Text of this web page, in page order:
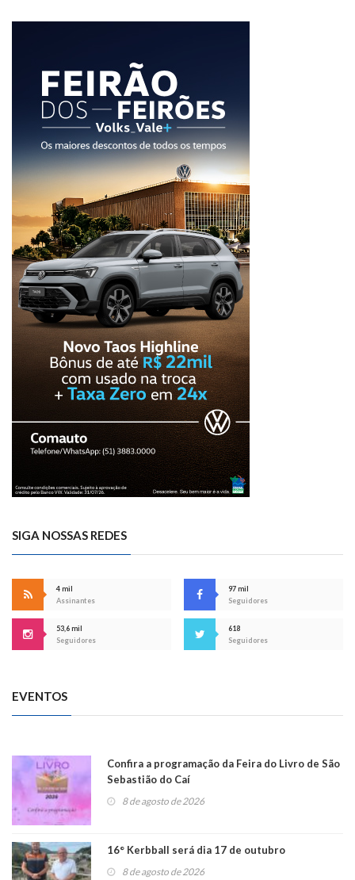
SIGA NOSSAS REDES
4 mil
Assinantes
97 mil
Seguidores
53,6 mil
Seguidores
618
Seguidores
EVENTOS
Confira a programação da Feira do Livro de São
Sebastião do Caí
8 de agosto de 2026
16° Kerbball será dia 17 de outubro
8 de agosto de 2026